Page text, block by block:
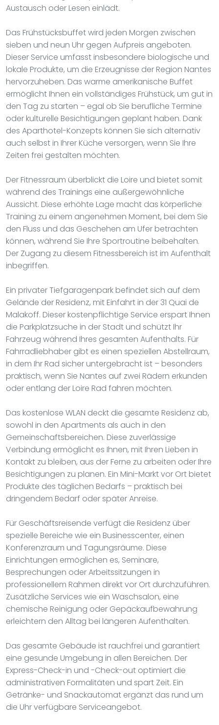
Austausch oder Lesen einlädt.
Das Frühstücksbuffet wird jeden Morgen zwischen
sieben und neun Uhr gegen Aufpreis angeboten.
Dieser Service umfasst insbesondere biologische und
lokale Produkte, um die Erzeugnisse der Region Nantes
hervorzuheben. Das warme amerikanische Buffet
ermöglicht Ihnen ein vollständiges Frühstück, um gut in
den Tag zu starten – egal ob Sie berufliche Termine
oder kulturelle Besichtigungen geplant haben. Dank
des Aparthotel-Konzepts können Sie sich alternativ
auch selbst in Ihrer Küche versorgen, wenn Sie Ihre
Zeiten frei gestalten möchten.
Der Fitnessraum überblickt die Loire und bietet somit
während des Trainings eine außergewöhnliche
Aussicht. Diese erhöhte Lage macht das körperliche
Training zu einem angenehmen Moment, bei dem Sie
den Fluss und das Geschehen am Ufer betrachten
können, während Sie Ihre Sportroutine beibehalten.
Der Zugang zu diesem Fitnessbereich ist im Aufenthalt
inbegriffen.
Ein privater Tiefgaragenpark befindet sich auf dem
Gelände der Residenz, mit Einfahrt in der 31 Quai de
Malakoff. Dieser kostenpflichtige Service erspart Ihnen
die Parkplatzsuche in der Stadt und schützt Ihr
Fahrzeug während Ihres gesamten Aufenthalts. Für
Fahrradliebhaber gibt es einen speziellen Abstellraum,
in dem Ihr Rad sicher untergebracht ist – besonders
praktisch, wenn Sie Nantes auf zwei Rädern erkunden
oder entlang der Loire Rad fahren möchten.
Das kostenlose WLAN deckt die gesamte Residenz ab,
sowohl in den Apartments als auch in den
Gemeinschaftsbereichen. Diese zuverlässige
Verbindung ermöglicht es Ihnen, mit Ihren Lieben in
Kontakt zu bleiben, aus der Ferne zu arbeiten oder Ihre
Besichtigungen zu planen. Ein Mini-Markt vor Ort bietet
Produkte des täglichen Bedarfs – praktisch bei
dringendem Bedarf oder später Anreise.
Für Geschäftsreisende verfügt die Residenz über
spezielle Bereiche wie ein Businesscenter, einen
Konferenzraum und Tagungsräume. Diese
Einrichtungen ermöglichen es, Seminare,
Besprechungen oder Arbeitssitzungen in
professionellem Rahmen direkt vor Ort durchzuführen.
Zusätzliche Services wie ein Waschsalon, eine
chemische Reinigung oder Gepäckaufbewahrung
erleichtern den Alltag bei längeren Aufenthalten.
Das gesamte Gebäude ist rauchfrei und garantiert
eine gesunde Umgebung in allen Bereichen. Der
Express-Check-in und -Check-out optimiert die
administrativen Formalitäten und spart Zeit. Ein
Getränke- und Snackautomat ergänzt das rund um
die Uhr verfügbare Serviceangebot.